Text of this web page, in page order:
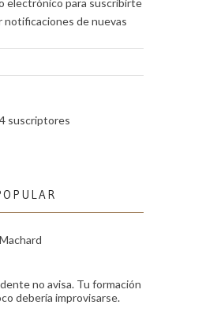
electrónico para suscribirte
notificaciones de nuevas
suscriptores
no avisa. Tu formación
debería improvisarse.